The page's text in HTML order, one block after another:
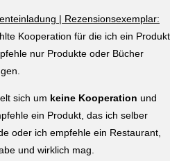
| Rezensionsexemplar:
Kooperation für die ich ein Produkt
nur Produkte oder Bücher
sich um keine Kooperation und
ein Produkt, das ich selber
oder ich empfehle ein Restaurant,
und wirklich mag.